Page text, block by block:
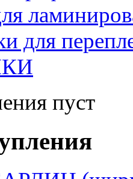
для
пуст